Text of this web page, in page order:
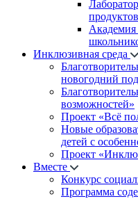
Академия
Инклюзивная среда
новогодний
возможностей»
Проект «Всё
Новые
детей с
Проект
Вместе
Конкурс
Программа